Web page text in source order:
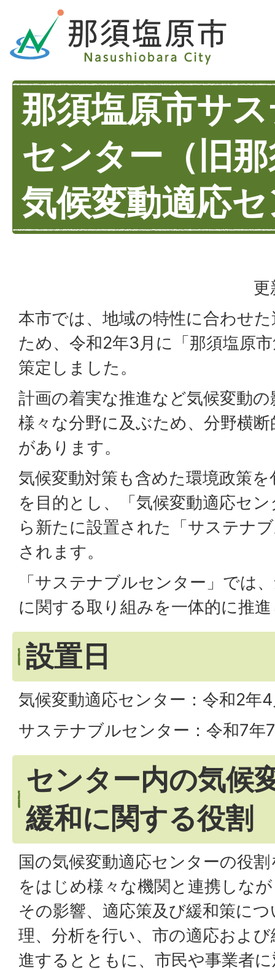
那須塩原市サ
センター（旧
気候変動適応
更
本市では、地域の特性に合わせ
ため、令和2年3月に「那須塩原
策定しました。
計画の着実な推進など気候変動
様々な分野に及ぶため、分野横
があります。
気候変動対策も含めた環境政策
を目的とし、「気候変動適応セ
ら新たに設置された「サステナ
されます。
「サステナブルセンター」では
に関する取り組みを一体的に推
設置日
気候変動適応センター：令和2年
サステナブルセンター：令和7年
センター内の気候
緩和に関する役割
国の気候変動適応センターの役
をはじめ様々な機関と連携しな
その影響、適応策及び緩和策に
理、分析を行い、市の適応およ
進するとともに、市民や事業者